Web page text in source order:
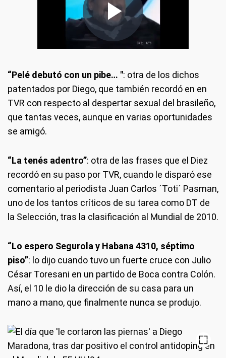
“Pelé debutó con un pibe… ": otra de los dichos
patentados por Diego, que también recordó en en
TVR con respecto al despertar sexual del brasileño,
que tantas veces, aunque en varias oportunidades
se amigó.
“La tenés adentro”: otra de las frases que el Diez
recordó en su paso por TVR, cuando le disparó ese
comentario al periodista Juan Carlos ´Toti´ Pasman,
uno de los tantos críticos de su tarea como DT de
la Selección, tras la clasificación al Mundial de 2010.
“Lo espero Segurola y Habana 4310, séptimo
piso”: lo dijo cuando tuvo un fuerte cruce con Julio
César Toresani en un partido de Boca contra Colón.
Así, el 10 le dio la dirección de su casa para un
mano a mano, que finalmente nunca se produjo.